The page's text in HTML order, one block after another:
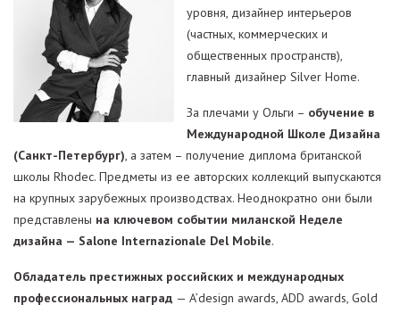
уровня, дизайнер интерьеров
(частных, коммерческих и
общественных пространств),
главный дизайнер Silver Home.
За плечами у Ольги – обучение в
Международной Школе Дизайна
(Санкт-Петербург), а затем – получение диплома британской
школы Rhodec. Предметы из ее авторских коллекций выпускаются
на крупных зарубежных производствах. Неоднократно они были
представлены на ключевом событии миланской Неделе
дизайна — Salone Internazionale Del Mobile.
Обладатель престижных российских и международных
профессиональных наград — A’design awards, ADD awards, Gold